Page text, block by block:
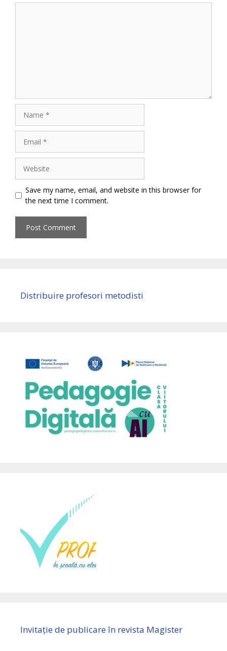
Save my name, email, and website in this browser for
the next time I comment.
Distribuire profesori metodisti
Invitație de publicare în revista Magister